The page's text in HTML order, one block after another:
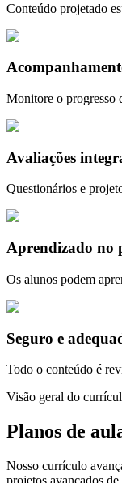
Conteúdo projetado
Monitore o progresso
Avaliações
Questionários e
Aprendizado no
Os alunos podem
Seguro e
Todo o conteúdo é
Visão geral do
Planos de
Nosso currículo
projetos avançados